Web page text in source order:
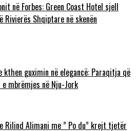
në Forbes: Green Coast Hotel sjell
Shqiptare në skenën
kthen guximin në elegancë: Paraqitja që
mbrëmjes në Nju-Jork
Rilind Alimani me ” Po du” krejt tjetër